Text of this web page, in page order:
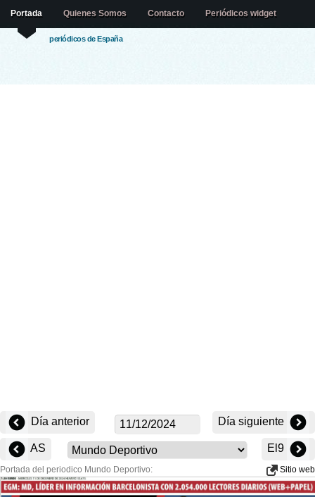
periódicos de España
Portada Quienes Somos Contacto Periódicos widget
Día anterior Día siguiente
AS El9
Portada del periodico Mundo Deportivo: Sitio web